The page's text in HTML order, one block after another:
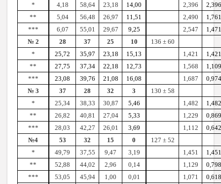
*
4,18 58,64 23,18 14,00 2,396
2,396
**
5,04 56,48 26,97 11,51 2,490
1,761
***
6,07 55,01 29,67 9,25 2,547
1,471
№ 2
28 37 25 10
136 ± 60
*
25,72 35,97 23,18 15,13 1,421
1,421
**
27,75 37,34 22,18 12,73 1,568
1,109
***
23,08 39,76 21,08 16,08 1,687
0,974
№ 3
37 28 32 3
130 ± 58
*
25,34 38,33 30,87 5,46 1,482
1,482
**
26,82 40,81 27,04 5,33 1,229
0,869
***
28,03 42,27 26,01 3,69 1,112
0,642
№4
53 32 15 0
127 ± 52
*
49,79 37,55 9,47 3,19 1,451
1,451
**
52,88 44,02 2,96 0,14 1,129
0,798
***
53,05 45,94 1,00 0,01 1,071 0,618